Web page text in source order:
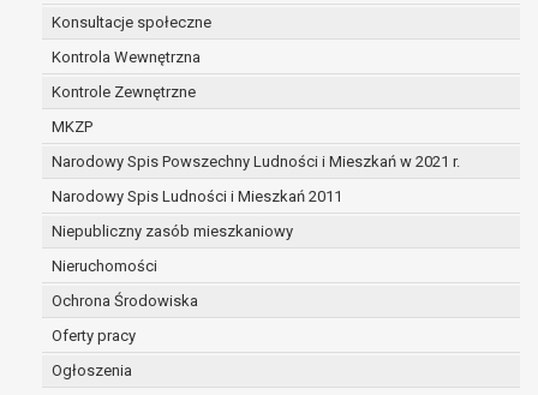
Konsultacje społeczne
Kontrola Wewnętrzna
Kontrole Zewnętrzne
MKZP
Narodowy Spis Powszechny Ludności i Mieszkań w 2021 r.
Narodowy Spis Ludności i Mieszkań 2011
Niepubliczny zasób mieszkaniowy
Nieruchomości
Ochrona Środowiska
Oferty pracy
Ogłoszenia
dane osobowe od momentu pozyskania
przechowywane są przez okres wynikający z
umowy o dofinansowanie zawartej między
beneficjentem a określoną instytucją, trwałości
dokumentacji projektu do celów kontrolnych.
W związku z przetwarzaniem przez
administratora danych osobowych przysługuje
Pani/Panu:
prawo dostępu do treści danych oraz
otrzymywania ich kopii na podstawie art. 15
RODO;
podstawie art. 16 RODO,